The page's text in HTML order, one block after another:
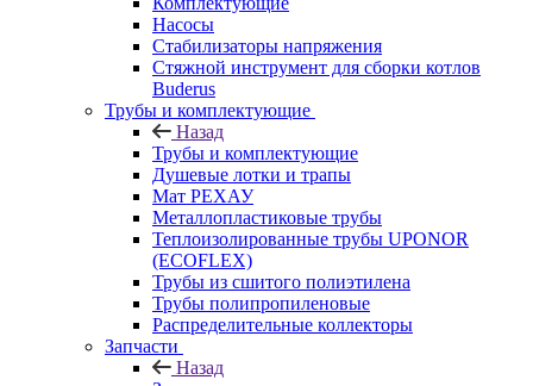
Насосы
Стабилизаторы напряжения
Стяжной инструмент для сборки котлов
Buderus
Трубы и комплектующие
Назад
Трубы и комплектующие
Душевые лотки и трапы
Мат РЕХАУ
Металлопластиковые трубы
Теплоизолированные трубы UPONOR
(ECOFLEX)
Трубы из сшитого полиэтилена
Трубы полипропиленовые
Распределительные коллекторы
Запчасти
Назад